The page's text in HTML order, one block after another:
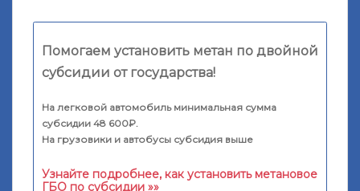
Помогаем установить метан по двойной
субсидии от государства!
На легковой автомобиль минимальная сумма
субсидии 48 600₽.
На грузовики и автобусы субсидия выше
Узнайте подробнее, как установить метановое
ГБО по субсидии »»